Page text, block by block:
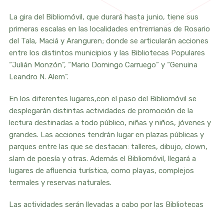
La gira del Bibliomóvil, que durará hasta junio, tiene sus
primeras escalas en las localidades entrerrianas de Rosario
del Tala, Maciá y Aranguren; donde se articularán acciones
entre los distintos municipios y las Bibliotecas Populares
“Julián Monzón”, “Mario Domingo Carruego” y “Genuina
Leandro N. Alem”.
En los diferentes lugares,con el paso del Bibliomóvil se
desplegarán distintas actividades de promoción de la
lectura destinadas a todo público, niñas y niños, jóvenes y
grandes. Las acciones tendrán lugar en plazas públicas y
parques entre las que se destacan: talleres, dibujo, clown,
slam de poesía y otras. Además el Bibliomóvil, llegará a
lugares de afluencia turística, como playas, complejos
termales y reservas naturales.
Las actividades serán llevadas a cabo por las Bibliotecas